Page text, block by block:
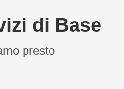
di Base
presto